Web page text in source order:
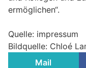
ermöglichen“.
Quelle: impressum
Bildquelle: Chloé
Mail